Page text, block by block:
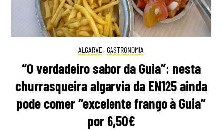
ALGARVE, GASTRONOMIA
“O verdadeiro sabor da Guia”: nesta
churrasqueira algarvia da EN125 ainda
pode comer “excelente frango à Guia”
por 6,50€